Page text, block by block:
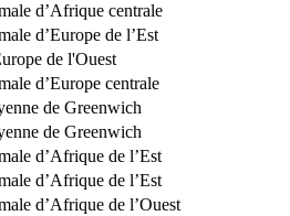
d’Afrique centrale
d’Europe de l’Est
de l'Ouest
d’Europe centrale
de Greenwich
de Greenwich
d’Afrique de l’Est
d’Afrique de l’Est
d’Afrique de l’Ouest